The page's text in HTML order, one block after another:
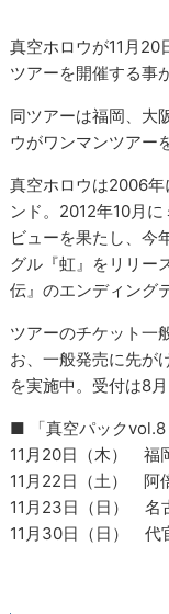
真空ホロウが11月
ツアーを開催する事
同ツアーは福岡、大
ウがワンマンツアー
真空ホロウは2006
ンド。2012年10月
ビューを果たし、今
グル『虹』をリリー
伝』のエンディング
ツアーのチケット一
お、一般発売に先が
を実施中。受付は8
■ 「真空パックvol.8
11月20日（木） 福
11月22日（土） 阿
11月23日（日） 名
11月30日（日） 代